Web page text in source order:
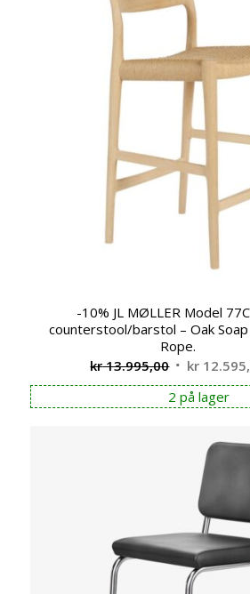
-10% JL MØLLER Model
counterstool/barstol – Oak
Rope.
kr13.995,00 Opprinnelig
pris
var:
kr
2 på lager